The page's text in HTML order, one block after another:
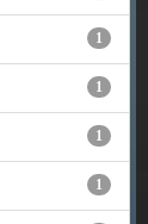
1
1
1
1